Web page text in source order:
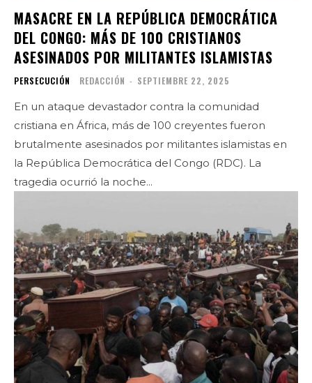
MASACRE EN LA REPÚBLICA DEMOCRÁTICA
DEL CONGO: MÁS DE 100 CRISTIANOS
ASESINADOS POR MILITANTES ISLAMISTAS
PERSECUCIÓN REDACCIÓN - SEPTIEMBRE 22, 2025
En un ataque devastador contra la comunidad
cristiana en África, más de 100 creyentes fueron
brutalmente asesinados por militantes islamistas en
la República Democrática del Congo (RDC). La
tragedia ocurrió la noche...